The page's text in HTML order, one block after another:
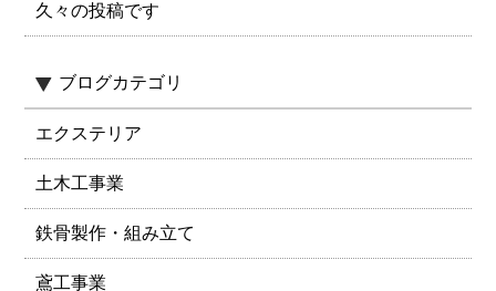
久々の投稿です
ブログカテゴリ
エクステリア
土木工事業
鉄骨製作・組み立て
鳶工事業